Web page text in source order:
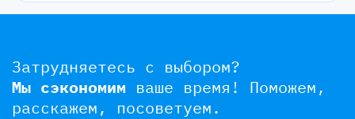
Затрудняетесь с выбором?
Мы сэкономим ваше время! Поможем,
расскажем, посоветуем.